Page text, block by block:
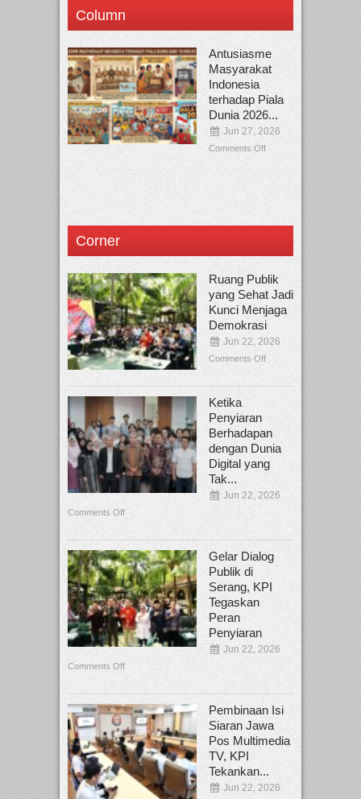
Column
Antusiasme
Masyarakat
Indonesia
terhadap Piala
Dunia 2026...
Jun 27, 2026
Comments Off
Corner
Ruang Publik
yang Sehat Jadi
Kunci Menjaga
Demokrasi
Jun 22, 2026
Comments Off
Ketika
Penyiaran
Berhadapan
dengan Dunia
Digital yang
Tak...
Jun 22, 2026
Comments Off
Gelar Dialog
Publik di
Serang, KPI
Tegaskan
Peran
Penyiaran
Jun 22, 2026
Comments Off
Pembinaan Isi
Siaran Jawa
Pos Multimedia
TV, KPI
Tekankan...
Jun 22, 2026